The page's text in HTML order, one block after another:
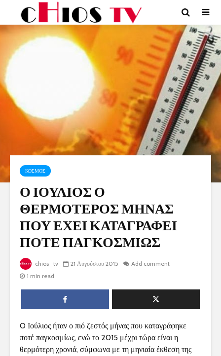
ΚΟΣΜΟΣ
Ο ΙΟΥΛΙΟΣ Ο
ΘΕΡΜΟΤΕΡΟΣ ΜΗΝΑΣ
ΠΟΥ ΕΧΕΙ ΚΑΤΑΓΡΑΦΕΙ
ΠΟΤΕ ΠΑΓΚΟΣΜΙΩΣ
chios_tv 21 Αυγούστου 2015
Add comment
1 min read
O Ιούλιος ήταν ο πιό ζεστός μήνας που καταγράφηκε
ποτέ παγκοσμίως, ενώ το 2015 μέχρι τώρα είναι η
θερμότερη χρονιά, σύμφωνα με τη μηνιαία έκθεση της